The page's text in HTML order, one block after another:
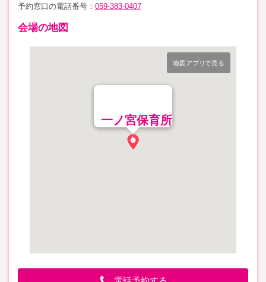
予約窓口の電話番号： 059-383-0407
会場の地図
地図アプリで見る
一ノ宮保育所